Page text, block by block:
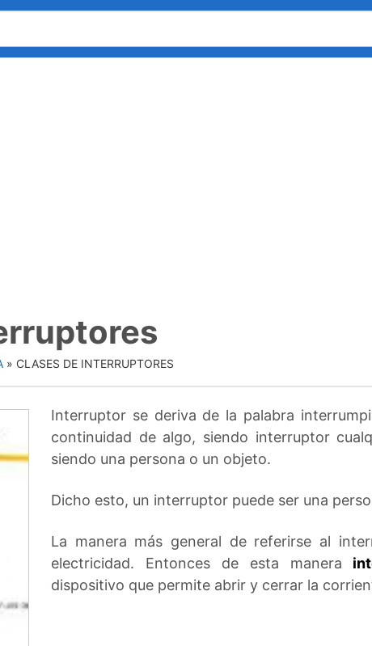
» CLASES DE INTERRUPTORES
Interruptor se deriva de la palabra
continuidad de algo, siendo interruptor
siendo una persona o un objeto.
Dicho esto, un interruptor puede ser una
La manera más general de referirse al
electricidad. Entonces de esta manera
dispositivo que permite abrir y cerrar la